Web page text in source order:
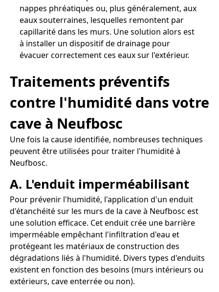
nappes phréatiques ou, plus généralement, aux
eaux souterraines, lesquelles remontent par
capillarité dans les murs. Une solution alors est
à installer un dispositif de drainage pour
évacuer correctement ces eaux sur l'extérieur.
Traitements préventifs
contre l'humidité dans votre
cave à Neufbosc
Une fois la cause identifiée, nombreuses techniques
peuvent être utilisées pour traiter l'humidité à
Neufbosc.
A. L'enduit imperméabilisant
Pour prévenir l'humidité, l'application d'un enduit
d'étanchéité sur les murs de la cave à Neufbosc est
une solution efficace. Cet enduit crée une barrière
imperméable empêchant l'infiltration d'eau et
protégeant les matériaux de construction des
dégradations liés à l'humidité. Divers types d'enduits
existent en fonction des besoins (murs intérieurs ou
extérieurs, cave enterrée ou non).